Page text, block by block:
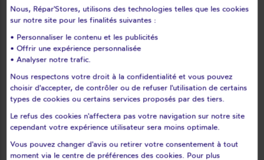
Malvières
Mazerat-aurouze
Mazet-saint-voy
Mazeyrat-d'allier
Mercoeur
Mézères
Monistrol-d'allier
Monlet
Montclard
Montfaucon-en-velay
Montregard
Moudeyres
Ouides
Paulhaguet
Polignac
Pont-salomon
Nous, Répar'Stores, utilisons des technologies telles que les cookies
sur notre site pour les finalités suivantes :
• Personnaliser le contenu et les publicités
• Offrir une expérience personnalisée
• Analyser notre trafic.
Nous respectons votre droit à la confidentialité et vous pouvez
choisir d'accepter, de contrôler ou de refuser l'utilisation de certains
types de cookies ou certains services proposés par des tiers.
Le refus des cookies n'affectera pas votre navigation sur notre site
cependant votre expérience utilisateur sera moins optimale.
Vous pouvez changer d'avis ou retirer votre consentement à tout
moment via le centre de préférences des cookies. Pour plus